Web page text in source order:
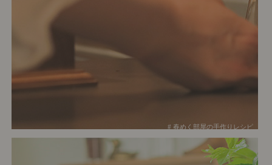
# 春めく部屋の手作りレシピ